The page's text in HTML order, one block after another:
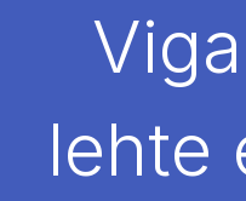
PALKAMA
lehte